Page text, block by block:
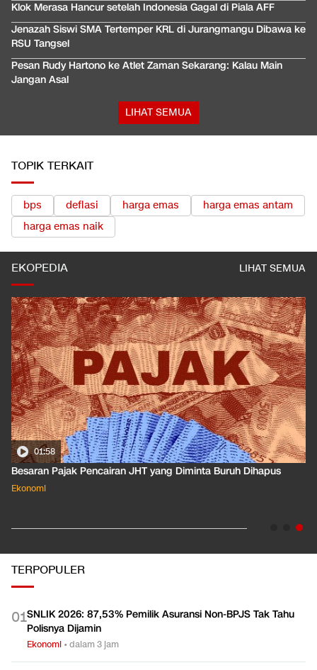
Klok Merasa Hancur setelah Indonesia Gagal di Piala AFF
Jenazah Siswi SMA Tertemper KRL di Jurangmangu Dibawa ke
RSU Tangsel
Pesan Rudy Hartono ke Atlet Zaman Sekarang: Kalau Main
Jangan Asal
LIHAT SEMUA
TOPIK TERKAIT
bps deflasi harga emas
harga emas antam
harga emas naik
EKOPEDIA LIHAT SEMUA
01:50
Apa Arti Peringkat Kredit Indonesia yang Dirilis S&P Global
Dkk?
TERPOPULER
01SNLIK 2026: 87,53% Pemilik Asuransi Non-BPJS Tak Tahu
Polisnya Dijamin
Ekonomi •dalam 3 jam